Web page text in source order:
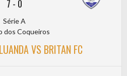
7 - 0
Série A
dos Coqueiros
VS BRITAN FC